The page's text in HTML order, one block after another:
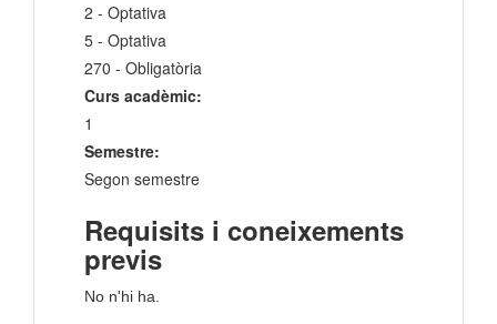
2 - Optativa
5 - Optativa
270 - Obligatòria
Curs acadèmic:
1
Semestre:
Segon semestre
Requisits i coneixements
previs
No n'hi ha.